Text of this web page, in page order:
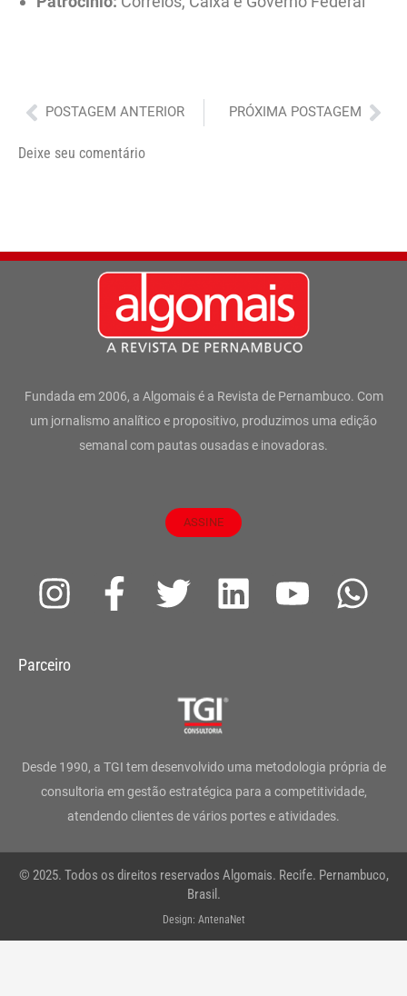
Anterior
POSTAGEM ANTERIOR PRÓXIMA POSTAGEM
Deixe seu comentário
Fundada em 2006, a Algomais é a Revista de Pernambuco. Com
um jornalismo analítico e propositivo, produzimos uma edição
semanal com pautas ousadas e inovadoras.
ASSINE
I
s
g
r
a
m
F
a
o
o
k
-
T
t
e
r
L
d
i
n
Y
b
e
W
a
p
Parceiro
Desde 1990, a TGI tem desenvolvido uma metodologia própria de
consultoria em gestão estratégica para a competitividade,
atendendo clientes de vários portes e atividades.
© 2025. Todos os direitos reservados Algomais. Recife. Pernambuco,
Brasil.
Design: AntenaNet